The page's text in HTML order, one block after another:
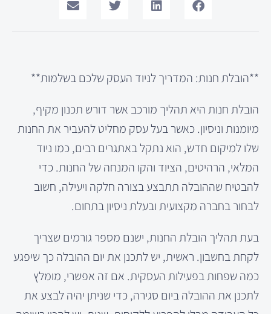
**הובלת חנות: המדריך לניוד העסק שלכם בשלמות**
הובלת חנות היא תהליך מורכב אשר דורש תכנון מקיף,
מיומנות וניסיון. כאשר בעל עסק מחליט להעביר את החנות
שלו למיקום חדש, הוא נתקל באתגרים רבים, כמו ניוד
המלאי, הרהיטים, הציוד והקו המנחה של החנות. כדי
להבטיח שההובלה תתבצע בצורה חלקה ויעילה, חשוב
לבחור בחברה מקצועית ובעלת ניסיון בתחום.
בעת תהליך הובלת החנות, ישנם מספר גורמים שצריך
לקחת בחשבון. ראשית, יש לתכנן את יום ההובלה כך שיפגע
כמה שפחות בפעילות העסקית. אם זה אפשרי, מומלץ
לתכנן את ההובלה ביום סגירה, כדי שניתן יהיה לבצע את